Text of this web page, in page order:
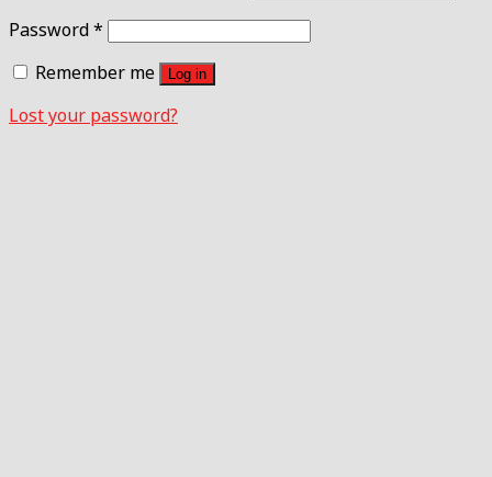
Password*
Remember me
Log in
Lost your password?